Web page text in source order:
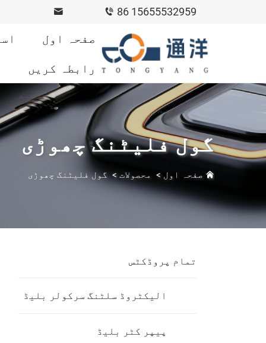
86 15655532959
صفحہ اول
رابطہ کریں
گول فلیٹنگ چھوڑی
صفحہ اول > محصولات>گول فلیٹنگ چھوڑی
تمام پروڈکٹس
الیکٹروڈ سلٹنگ سرکولر بلیڈ
پیپر کٹر بلیڈ